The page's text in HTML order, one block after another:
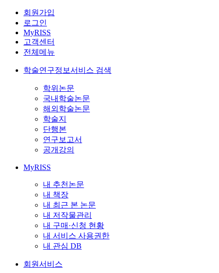
회원가입
로그인
MyRISS
고객센터
전체메뉴
학술연구정보서비스 검색
학위논문
국내학술논문
해외학술논문
학술지
단행본
연구보고서
공개강의
MyRISS
내 추천논문
내 책장
내 최근 본 논문
내 저작물관리
내 구매·신청 현황
내 서비스 사용권한
내 관심 DB
회원서비스